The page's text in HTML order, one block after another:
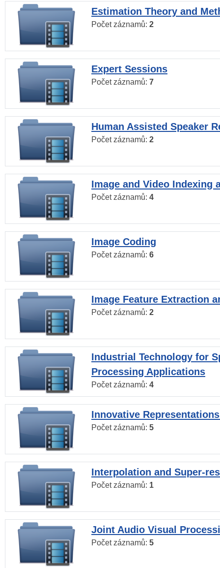
Estimation Theory and
Počet záznamů: 2
Expert Sessions
Počet záznamů: 7
Human Assisted Speaker
Počet záznamů: 2
Image and Video Indexing
Počet záznamů: 4
Image Coding
Počet záznamů: 6
Image Feature Extraction
Počet záznamů: 2
Industrial Technology for
Processing Applications
Počet záznamů: 4
Innovative
Počet záznamů: 5
Interpolation and Super-
Počet záznamů: 1
Joint Audio Visual
Počet záznamů: 5